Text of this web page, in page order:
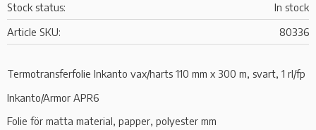
Stock status
In stock
Article SKU
80336
Termotransferfolie Inkanto vax/harts 110 mm x 300 m, svart, 1 rl/fp
Inkanto/Armor APR6
Folie för matta material, papper, polyester mm